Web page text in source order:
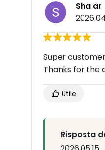
Sha ar
Super
Thanks for the
Utile
Risposta